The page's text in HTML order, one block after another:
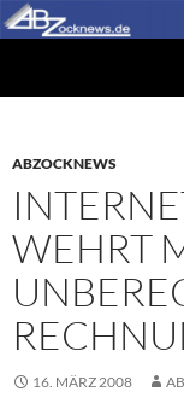
Zum
Inhalt
ABZOCKNEWS
WEHRT
16. MÄRZ 2008